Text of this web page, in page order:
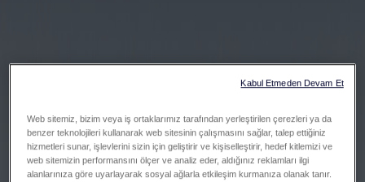
Web sitemiz, bizim veya iş ortaklarımız tarafından yerleştirilen çerezleri ya da
benzer teknolojileri kullanarak web sitesinin çalışmasını sağlar, talep ettiğiniz
hizmetleri sunar, işlevlerini sizin için geliştirir ve kişiselleştirir, hedef kitlemizi ve
web sitemizin performansını ölçer ve analiz eder, aldığınız reklamları ilgi
alanlarınıza göre uyarlayarak sosyal ağlarla etkileşim kurmanıza olanak tanır.
Kabul Etmeden Devam Et